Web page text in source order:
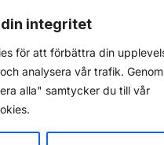
integritet
för att förbättra din
analysera vår trafik.
alla" samtycker du till vår
är stängda.